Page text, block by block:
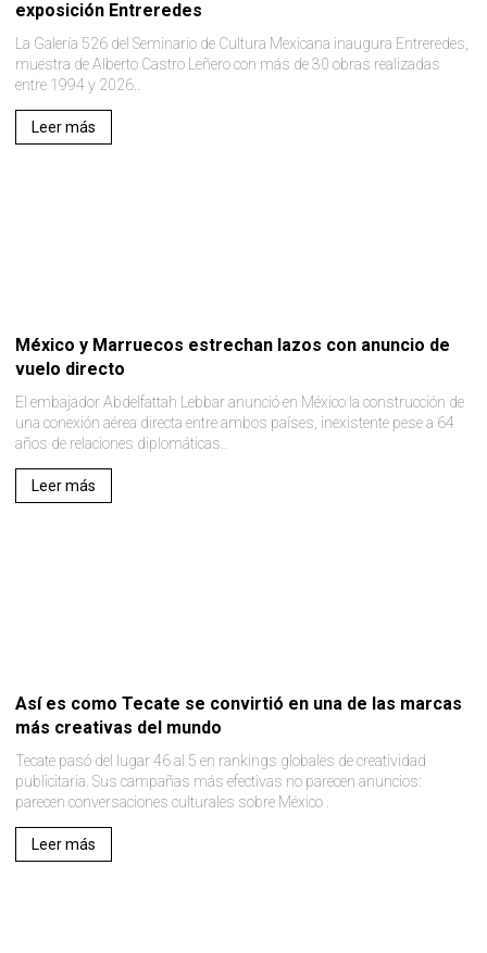
exposición Entreredes
La Galería 526 del Seminario de Cultura Mexicana inaugura Entreredes,
muestra de Alberto Castro Leñero con más de 30 obras realizadas
entre 1994 y 2026..
Leer más
México y Marruecos estrechan lazos con anuncio de
vuelo directo
El embajador Abdelfattah Lebbar anunció en México la construcción de
una conexión aérea directa entre ambos países, inexistente pese a 64
años de relaciones diplomáticas..
Leer más
Así es como Tecate se convirtió en una de las marcas
más creativas del mundo
Tecate pasó del lugar 46 al 5 en rankings globales de creatividad
publicitaria. Sus campañas más efectivas no parecen anuncios:
parecen conversaciones culturales sobre México .
Leer más